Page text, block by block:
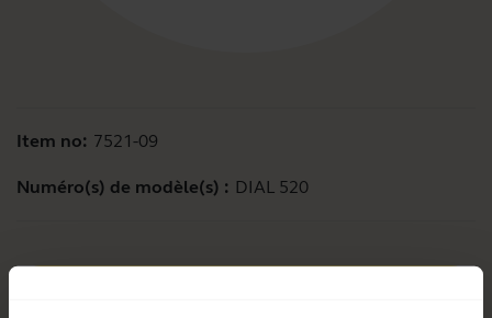
Item no: 7521-09
Numéro(s) de modèle(s) : DIAL 520